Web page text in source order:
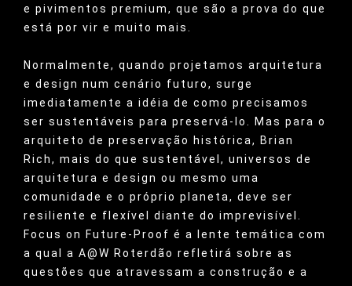
e pivimentos premium, que são a prova do que
está por vir e muito mais.
Normalmente, quando projetamos arquitetura
e design num cenário futuro, surge
imediatamente a idéia de como precisamos
ser sustentáveis para preservá-lo. Mas para o
arquiteto de preservação histórica, Brian
Rich, mais do que sustentável, universos de
arquitetura e design ou mesmo uma
comunidade e o próprio planeta, deve ser
resiliente e flexível diante do imprevisível.
Focus on Future-Proof é a lente temática com
a qual a A@W Roterdão refletirá sobre as
questões que atravessam a construção e a